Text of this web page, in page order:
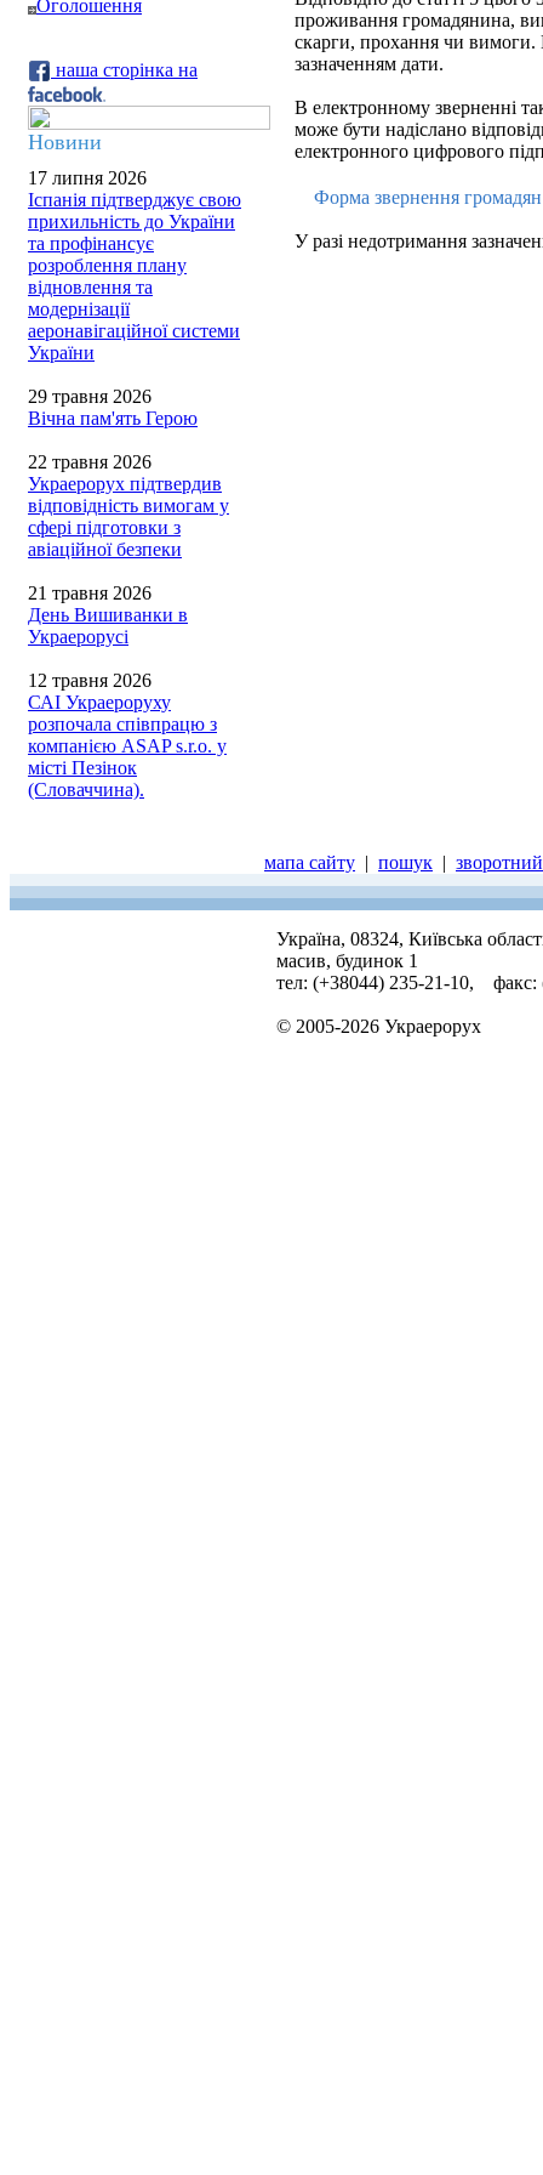
Оголошення
наша сторінка на
Новини
17 липня 2026
Іспанія підтверджує свою
прихильність до України
та профінансує
розроблення плану
відновлення та
модернізації
аеронавігаційної системи
України
29 травня 2026
Вічна пам'ять Герою
22 травня 2026
Украерорух підтвердив
відповідність вимогам у
сфері підготовки з
авіаційної безпеки
21 травня 2026
День Вишиванки в
Украерорусі
12 травня 2026
САІ Украероруху
розпочала співпрацю з
компанією ASAP s.r.o. у
місті Пезінок
(Словаччина).
проживання громадянина,
скарги, прохання чи вимоги.
зазначенням дати.
В електронному зверненні
може бути надіслано
електронного цифрового
Форма звернення
У разі недотримання
мапа сайту | пошук |
Україна, 08324, Київська
масив, будинок 1
тел: (+38044) 235-21-10, факс:
© 2005-2026 Украерорух